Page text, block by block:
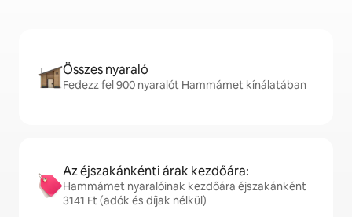
Összes nyaraló
Fedezz fel 900 nyaralót Hammámet kínálatában
Az éjszakánkénti árak kezdőára:
Hammámet nyaralóinak kezdőára éjszakánként
3141 Ft (adók és díjak nélkül)